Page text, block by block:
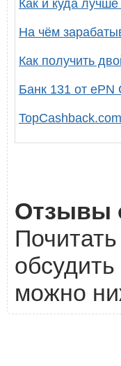
Как и куда
На чём
Как получить
Банк 131 от ePN
Отзывы
можно